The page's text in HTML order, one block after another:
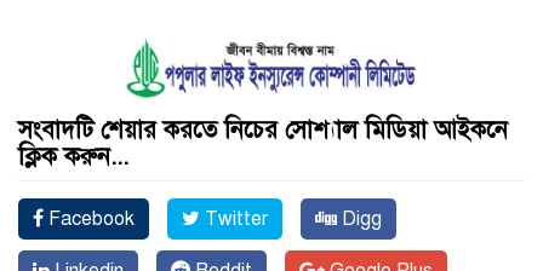
সংবাদটি শেয়ার করতে নিচের সোশ্যাল মিডিয়া আইকনে
ক্লিক করুন...
Facebook Twitter Digg